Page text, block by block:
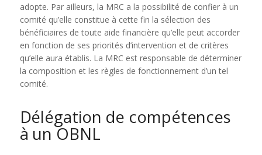
adopte. Par ailleurs, la MRC a la possibilité de confier à un
comité qu’elle constitue à cette fin la sélection des
bénéficiaires de toute aide financière qu’elle peut accorder
en fonction de ses priorités d’intervention et de critères
qu’elle aura établis. La MRC est responsable de déterminer
la composition et les règles de fonctionnement d’un tel
comité.
Délégation de compétences
à un OBNL